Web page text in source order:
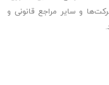
و سایر مراجع قانونی و